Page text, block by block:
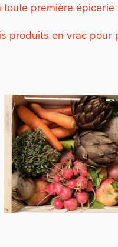
pre­mière épicerie
pro­duits en vrac